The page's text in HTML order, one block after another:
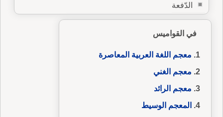
الدّفعة
في القواميس
معجم اللغة العربية المعاصرة
معجم الغني
معجم الرائد
المعجم الوسيط